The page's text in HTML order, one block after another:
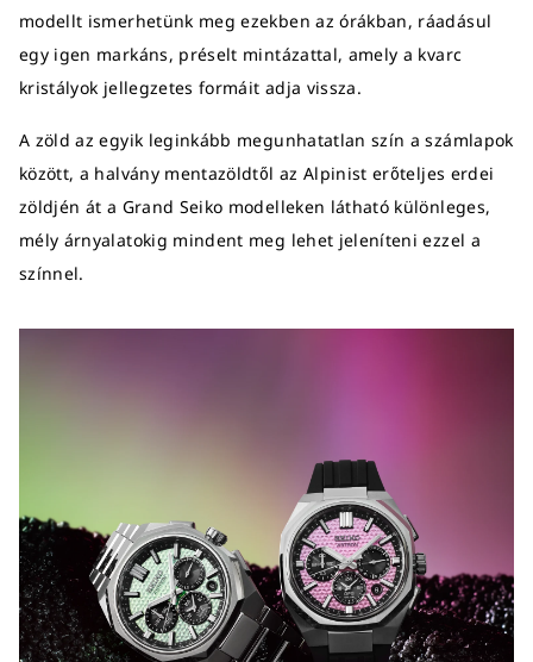
modellt ismerhetünk meg ezekben az órákban, ráadásul
egy igen markáns, préselt mintázattal, amely a kvarc
kristályok jellegzetes formáit adja vissza.
A zöld az egyik leginkább megunhatatlan szín a számlapok
között, a halvány mentazöldtől az Alpinist erőteljes erdei
zöldjén át a Grand Seiko modelleken látható különleges,
mély árnyalatokig mindent meg lehet jeleníteni ezzel a
színnel.